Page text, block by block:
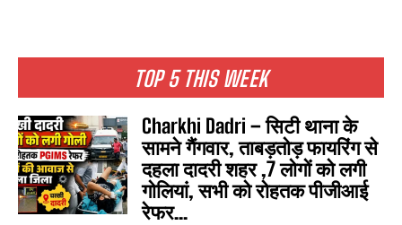
TOP 5 THIS WEEK
Charkhi Dadri – सिटी थाना के
सामने गैंगवार, ताबड़तोड़ फायरिंग से
दहला दादरी शहर ,7 लोगों को लगी
गोलियां, सभी को रोहतक पीजीआई
रेफर...